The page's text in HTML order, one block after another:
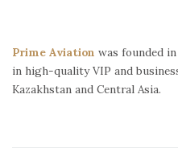
Prime Aviation was founded
in high-quality VIP and
Kazakhstan and Central Asia.